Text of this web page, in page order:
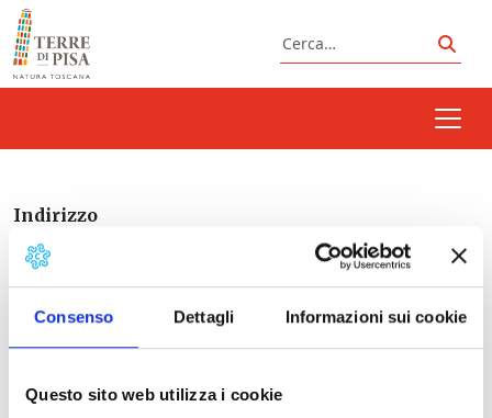
Consenso Dettagli Informazioni sui cookie
Questo sito web utilizza i cookie
Vai al contenuto
Cerca
Indirizzo